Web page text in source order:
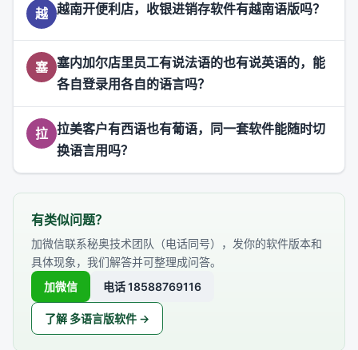
越 越南开便利店，收银进销存软件有越南语版吗？
塞 塞内加尔店里员工有说法语的也有说英语的，能
各自登录用各自的语言吗？
拉 拉美客户有西语也有葡语，同一套软件能随时切
换语言用吗？
有类似问题？
加微信联系秘奥技术团队（电话同号），发你的软件版本和
具体现象，我们解答并可整理成问答。
加微信
电话 18588769116
了解 多语言版软件 →